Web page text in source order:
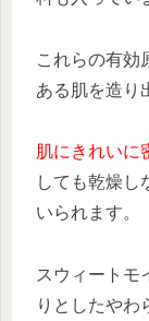
これらの有効
ある肌を造り
肌にきれいに
しても乾燥し
いられます。
スウィートモ
りとしたやわ